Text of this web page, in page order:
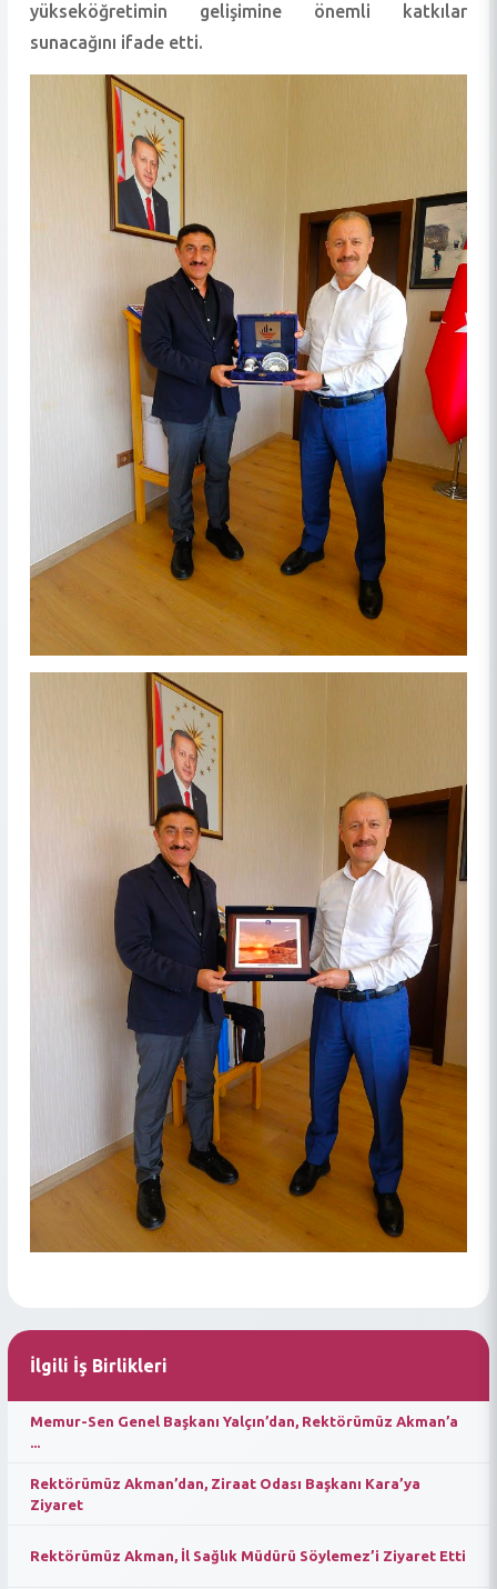
İlgili İş Birlikleri
Memur-Sen Genel Başkanı Yalçın’dan, Rektörümüz Akman’a
Rektörümüz Akman’dan, Ziraat Odası Başkanı Kara’ya
Ziyaret
Rektörümüz Akman, İl Sağlık Müdürü Söylemez’i Ziyaret Etti
yükseköğretimin gelişimine önemli katkılar
sunacağını ifade etti.